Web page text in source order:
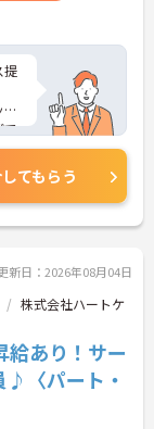
提
で
さ
てもらう
新日：2026年08月04日
株式会社ハートケ
給あり！サー
♪〈パート・